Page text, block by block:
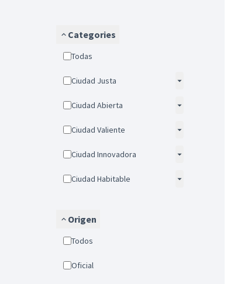
Categories
Todas
Ciudad Justa
Ciudad Abierta
Ciudad Valiente
Ciudad Innovadora
Ciudad Habitable
Origen
Todos
Oficial